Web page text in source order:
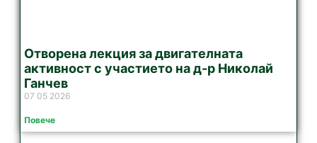
Отворена лекция за двигателната
активност с участието на д-р Николай
Ганчев
07 05 2026
Повече